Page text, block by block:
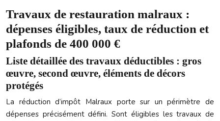
Travaux de restauration malraux :
dépenses éligibles, taux de réduction et
plafonds de 400 000 €
Liste détaillée des travaux déductibles : gros
œuvre, second œuvre, éléments de décors
protégés
La réduction d’impôt Malraux porte sur un périmètre de
dépenses précisément défini. Sont éligibles les travaux de